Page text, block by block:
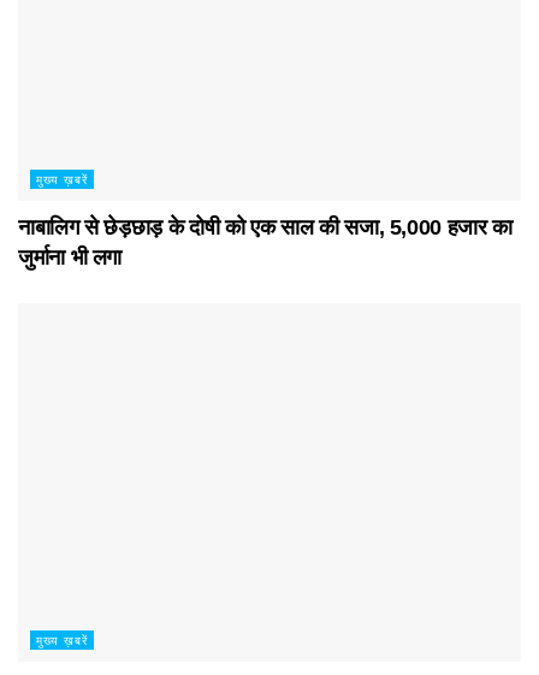
मुख्य ख़बरें
नाबालिग से छेड़छाड़ के दोषी को एक साल की सजा, 5,000 हजार का
जुर्माना भी लगा
मुख्य ख़बरें